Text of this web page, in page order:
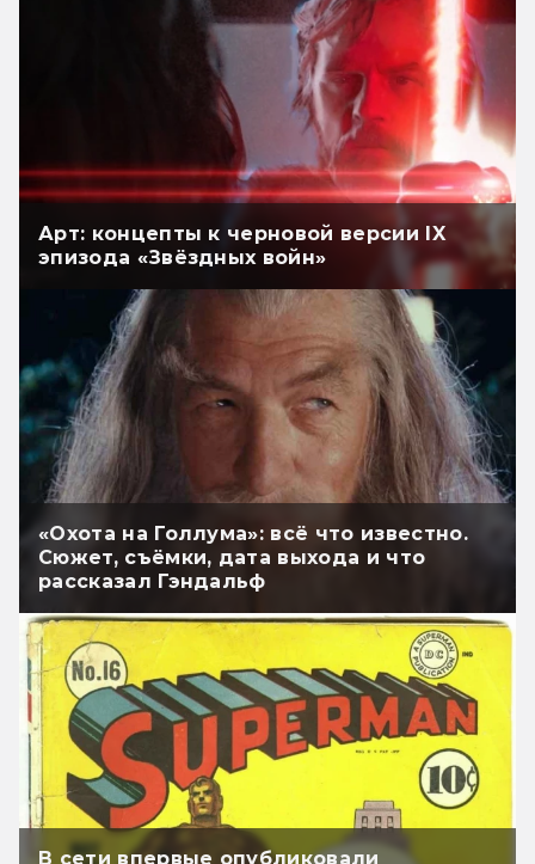
Арт: концепты к черновой версии IX
эпизода «Звёздных войн»
«Охота на Голлума»: всё что известно.
Сюжет, съёмки, дата выхода и что
рассказал Гэндальф
В сети впервые опубликовали